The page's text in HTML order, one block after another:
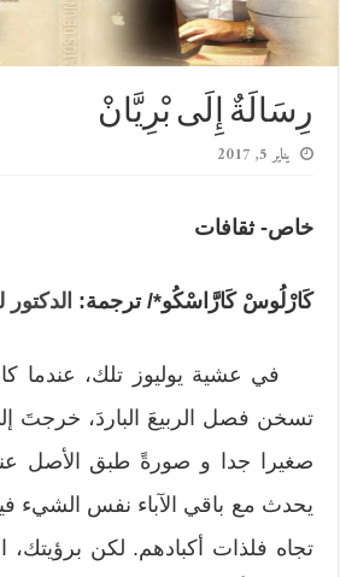
رِسَالَةٌ إِلَى بْرِيَّانْ
يناير 5, 2017
خاص- ثقافات
كَارْلُوسْ كَارَّاسْكُو*/ترجمة:
في عشية يوليوز تلك، عندما
تسخن فصل الربيعَ الباردَ، خرجتَ
صغيرا جدا و صورةً طبق الأصل
يحدث مع باقي الآباء نفس الشيء
تجاه فلذات أكبادهم. لكن